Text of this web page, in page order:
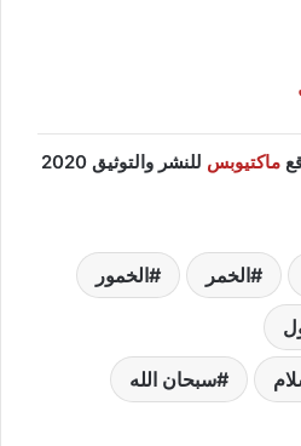
ماكتيوبس
للنشر والتوثيق 2020
الخمر الخمور
سبحان الله